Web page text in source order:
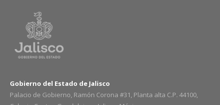
Gobierno del Estado de Jalisco
Palacio de Gobierno, Ramón Corona #31, Planta alta C.P. 44100,